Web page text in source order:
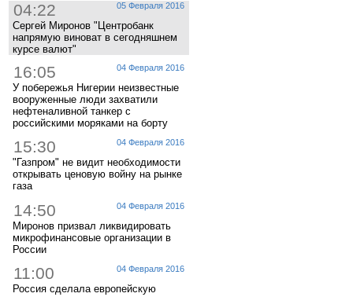
05 Февраля 2016
04:22
Сергей Миронов "Центробанк
напрямую виноват в сегодняшнем
курсе валют"
04 Февраля 2016
16:05
У побережья Нигерии неизвестные
вооруженные люди захватили
нефтеналивной танкер с
российскими моряками на борту
04 Февраля 2016
15:30
"Газпром" не видит необходимости
открывать ценовую войну на рынке
газа
04 Февраля 2016
14:50
Миронов призвал ликвидировать
микрофинансовые организации в
России
04 Февраля 2016
11:00
Россия сделала европейскую